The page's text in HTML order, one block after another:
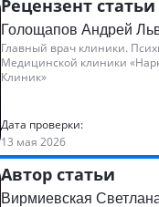
Рецензент статьи
Голощапов Андрей
Главный врач клиники.
Медицинской клиники
Клиник»
Дата проверки:
13 мая 2026
Автор статьи
Вирмиевская